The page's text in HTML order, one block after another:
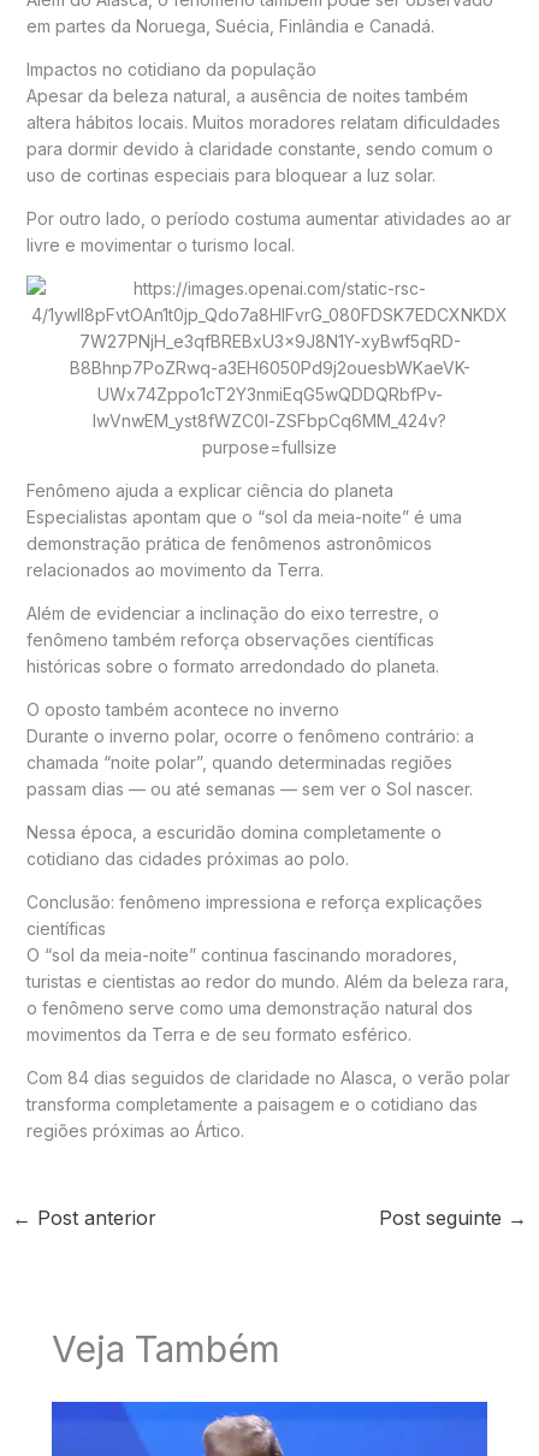
em partes da Noruega Suécia Finlândia e Canadá.
Impactos no cotidiano da população
Apesar da beleza natural, a ausência de noites também
altera hábitos locais. Muitos moradores relatam dificuldades
para dormir devido à claridade constante, sendo comum o
uso de cortinas especiais para bloquear a luz solar.
Por outro lado, o período costuma aumentar atividades ao ar
livre e movimentar o turismo local.
Fenômeno ajuda a explicar ciência do planeta
Especialistas apontam que o “sol da meia-noite” é uma
demonstração prática de fenômenos astronômicos
relacionados ao movimento da Terra.
Além de evidenciar a inclinação do eixo terrestre, o
fenômeno também reforça observações científicas
históricas sobre o formato arredondado do planeta.
O oposto também acontece no inverno
Durante o inverno polar, ocorre o fenômeno contrário: a
chamada “noite polar”, quando determinadas regiões
passam dias — ou até semanas — sem ver o Sol nascer.
Nessa época, a escuridão domina completamente o
cotidiano das cidades próximas ao polo.
Conclusão: fenômeno impressiona e reforça explicações
científicas
O “sol da meia-noite” continua fascinando moradores,
turistas e cientistas ao redor do mundo. Além da beleza rara,
o fenômeno serve como uma demonstração natural dos
movimentos da Terra e de seu formato esférico.
Com 84 dias seguidos de claridade no Alasca , o verão polar
transforma completamente a paisagem e o cotidiano das
regiões próximas ao Ártico.
← Post anterior Post seguinte →
Veja Também